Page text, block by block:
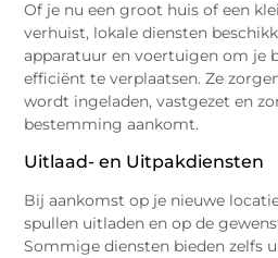
Of je nu een groot huis of een
verhuist, lokale diensten
apparatuur en voertuigen om je
efficiënt te verplaatsen. Ze
wordt ingeladen, vastgezet en
bestemming aankomt.
Uitlaad- en Uitpakdiensten
Bij aankomst op je nieuwe
spullen uitladen en op de
Sommige diensten bieden zelfs